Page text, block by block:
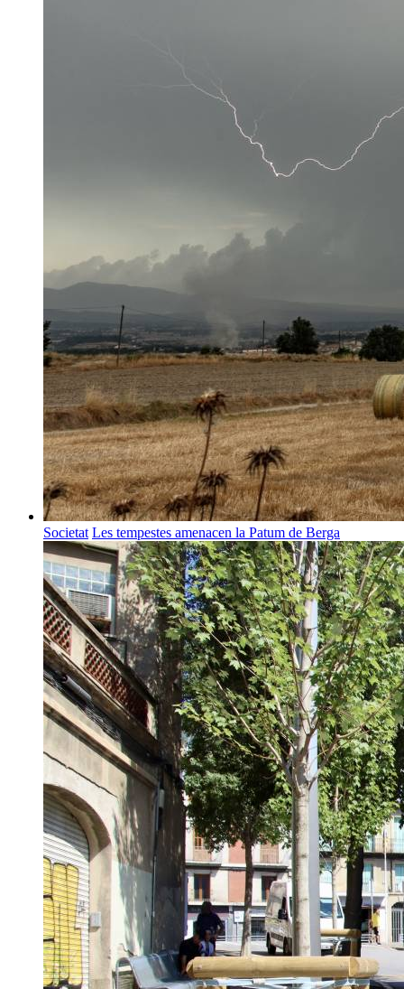
Societat Les tempestes amenacen la Patum de Berga